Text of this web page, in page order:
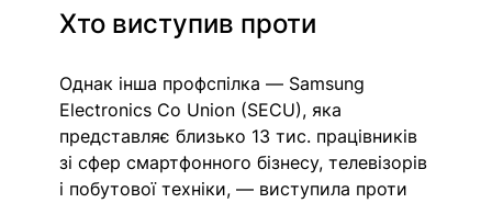
Хто виступив проти
Однак інша профспілка — Samsung
Electronics Co Union (SECU), яка
представляє близько 13 тис. працівників
зі сфер смартфонного бізнесу, телевізорів
і побутової техніки, — виступила проти